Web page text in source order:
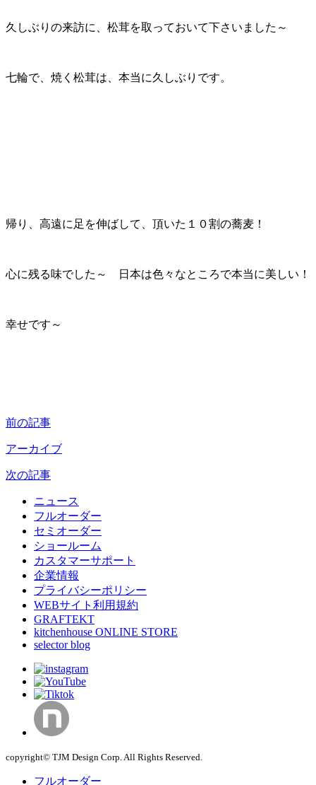
久しぶりの来訪に、松茸を取っておいて下さいました～
七輪で、焼く松茸は、本当に久しぶりです。
帰り、高遠に足を伸ばして、頂いた１０割の蕎麦！
心に残る味でした～ 日本は色々なところで本当に美しい！
幸せです～
前の記事
アーカイブ
次の記事
ニュース
フルオーダー
セミオーダー
ショールーム
カスタマーサポート
企業情報
プライバシーポリシー
WEBサイト利用規約
GRAFTEKT
kitchenhouse ONLINE STORE
selector blog
copyright© TJM Design Corp. All Rights Reserved.
フルオーダー